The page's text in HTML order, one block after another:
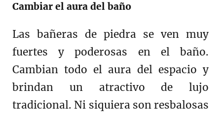
Cambiar el aura del baño
Las bañeras de piedra se ven muy
fuertes y poderosas en el baño.
Cambian todo el aura del espacio y
brindan un atractivo de lujo
tradicional. Ni siquiera son resbalosas